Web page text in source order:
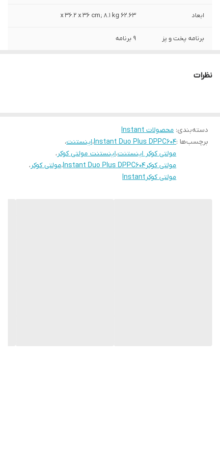
ابعاد 62.63 x 36.2 x 36 cm; 8.1 kg
برنامه پخت و پز 9 برنامه
آرام پز دارد
نظرات
دسته‌بندی: محصولات Instant
برچسب‌ها :Instant Duo Plus DPPC604،اینستنت،
مولتی کوکر اینستنت،اینستنت مولتی کوکر،
مولتی کوکرInstant Duo Plus DPPC604
،مولتی کوکر،
مولتی کوکرInstant